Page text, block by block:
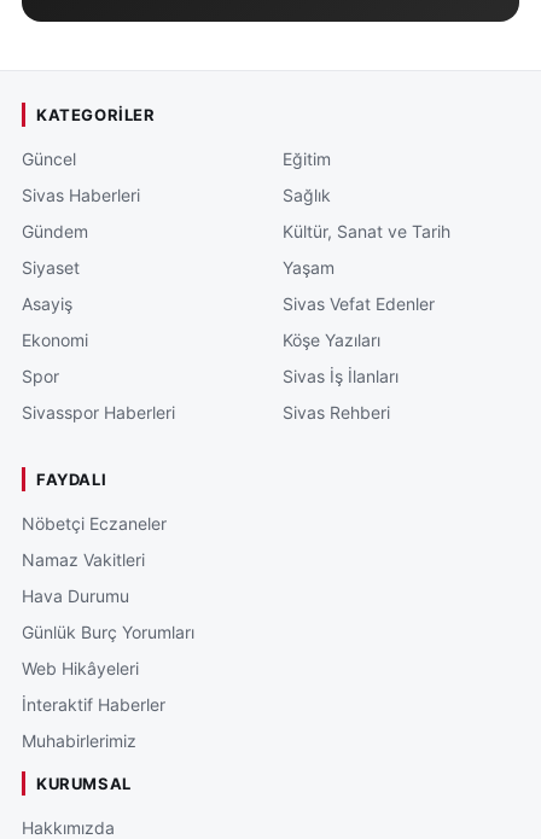
KATEGORILER
Güncel
Sivas Haberleri
Gündem
Siyaset
Asayiş
Ekonomi
Spor
Sivasspor Haberleri
Eğitim
Sağlık
Kültür, Sanat ve Tarih
Yaşam
Sivas Vefat Edenler
Köşe Yazıları
Sivas İş İlanları
Sivas Rehberi
FAYDALI
Nöbetçi Eczaneler
Namaz Vakitleri
Hava Durumu
Günlük Burç Yorumları
Web Hikâyeleri
İnteraktif Haberler
Muhabirlerimiz
KURUMSAL
Hakkımızda